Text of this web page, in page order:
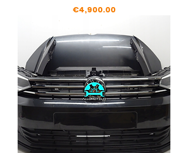
Price
€4,900.00